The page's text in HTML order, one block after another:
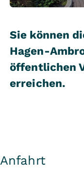
Sie können
Hagen-
öffentlichen
erreichen.
Anfahrt